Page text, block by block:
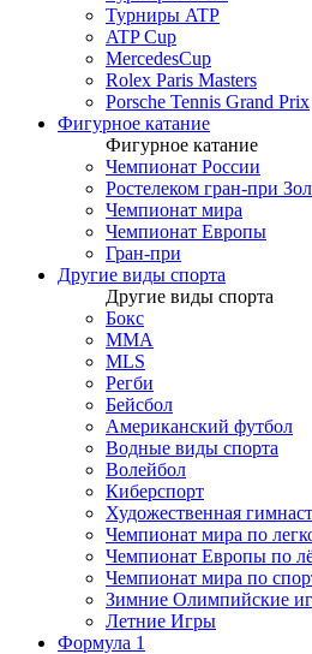
Турниры ATP
ATP Cup
MercedesCup
Rolex Paris Masters
Porsche Tennis Grand Prix
Фигурное катание
Фигурное катание
Чемпионат России
Ростелеком гран-при
Чемпионат мира
Чемпионат Европы
Гран-при
Другие виды спорта
Другие виды спорта
Бокс
MMA
MLS
Регби
Бейсбол
Американский футбол
Водные виды спорта
Волейбол
Киберспорт
Художественная
Чемпионат мира по
Чемпионат Европы по
Чемпионат мира по
Зимние Олимпийские
Летние Игры
Формула 1